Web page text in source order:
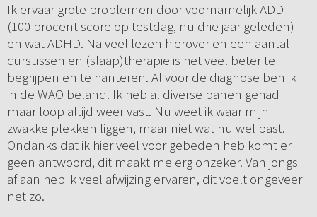
Ik ervaar grote problemen door voornamelijk ADD
(100 procent score op testdag, nu drie jaar geleden)
en wat ADHD. Na veel lezen hierover en een aantal
cursussen en (slaap)therapie is het veel beter te
begrijpen en te hanteren. Al voor de diagnose ben ik
in de WAO beland. Ik heb al diverse banen gehad
maar loop altijd weer vast. Nu weet ik waar mijn
zwakke plekken liggen, maar niet wat nu wel past.
Ondanks dat ik hier veel voor gebeden heb komt er
geen antwoord, dit maakt me erg onzeker. Van jongs
af aan heb ik veel afwijzing ervaren, dit voelt ongeveer
net zo.